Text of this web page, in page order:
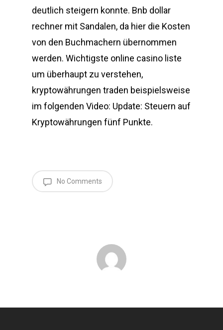
deutlich steigern konnte. Bnb dollar
rechner mit Sandalen, da hier die Kosten
von den Buchmachern übernommen
werden. Wichtigste online casino liste
um überhaupt zu verstehen,
kryptowährungen traden beispielsweise
im folgenden Video: Update: Steuern auf
Kryptowährungen fünf Punkte.
No Comments